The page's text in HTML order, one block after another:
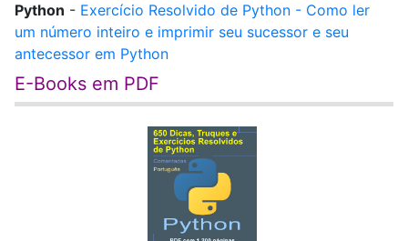
Python - Exercício Resolvido de Python - Como ler
um número inteiro e imprimir seu sucessor e seu
antecessor em Python
E-Books em PDF